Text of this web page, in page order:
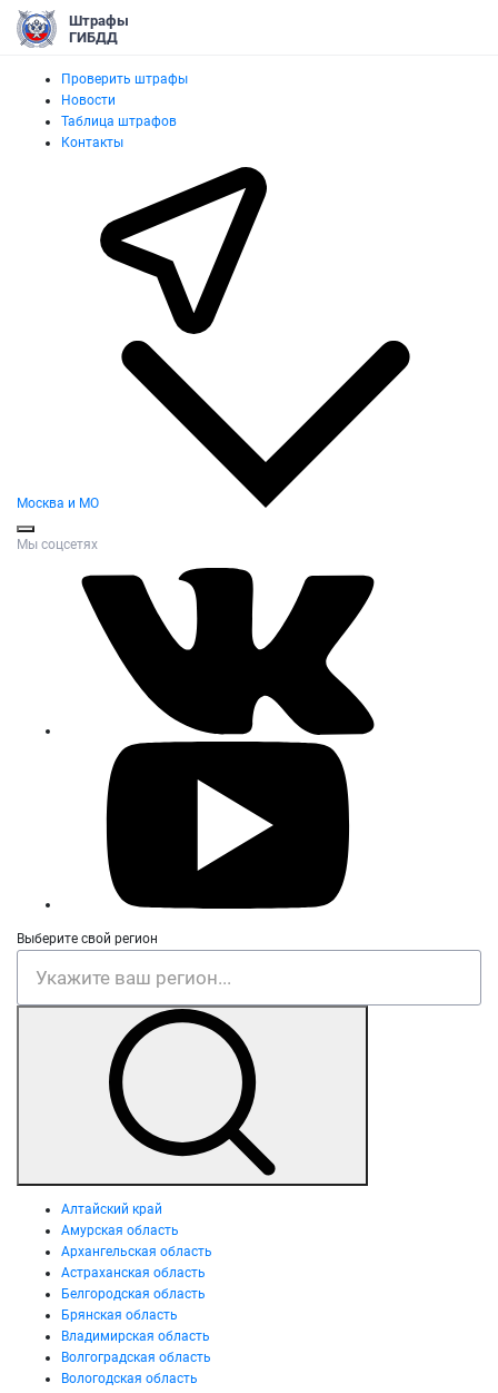
Штрафы
ГИБДД
Проверить штрафы
Новости
Таблица штрафов
Контакты
Москва и МО
Мы соцсетях
Выберите свой регион
Алтайский край
Амурская область
Архангельская область
Астраханская область
Белгородская область
Брянская область
Владимирская область
Волгоградская область
Вологодская область